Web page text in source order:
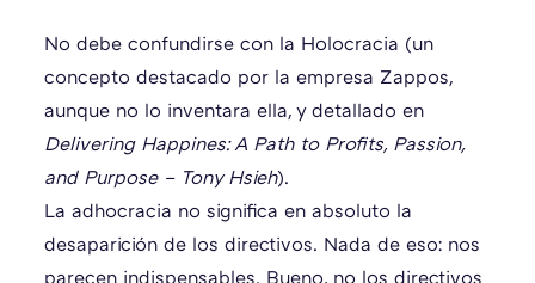
No debe confundirse con la Holocracia (un
concepto destacado por la empresa Zappos,
aunque no lo inventara ella, y detallado en
Delivering Happines:A Path to Profits, Passion,
and Purpose – Tony Hsieh).
La adhocracia no significa en absoluto la
desaparición de los directivos. Nada de eso: nos
parecen indispensables. Bueno, no los directivos